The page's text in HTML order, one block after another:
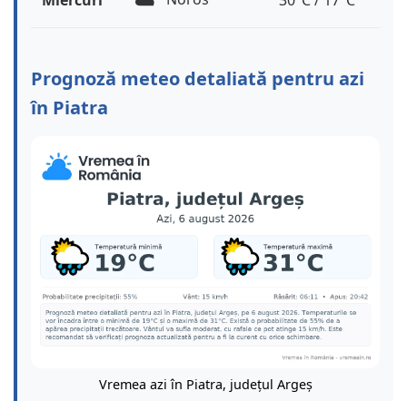
Prognoză meteo detaliată pentru azi
în Piatra
Vremea azi în Piatra, județul Argeș